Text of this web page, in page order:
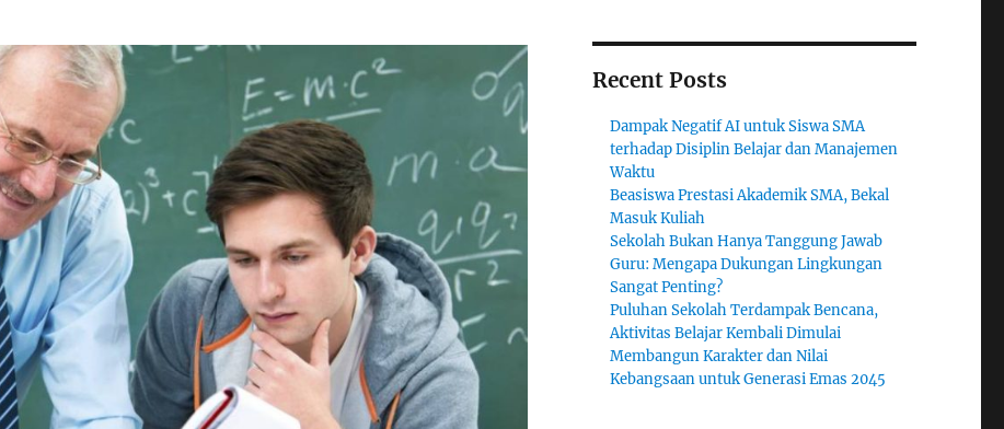
Recent Posts
Dampak Negatif AI untuk Siswa SMA
terhadap Disiplin Belajar dan Manajemen
Waktu
Beasiswa Prestasi Akademik SMA, Bekal
Masuk Kuliah
Sekolah Bukan Hanya Tanggung Jawab
Guru: Mengapa Dukungan Lingkungan
Sangat Penting?
Puluhan Sekolah Terdampak Bencana,
Aktivitas Belajar Kembali Dimulai
Membangun Karakter dan Nilai
Kebangsaan untuk Generasi Emas 2045